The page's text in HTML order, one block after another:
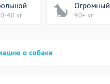
40 кг
Огромный
40+ кг
о собаке